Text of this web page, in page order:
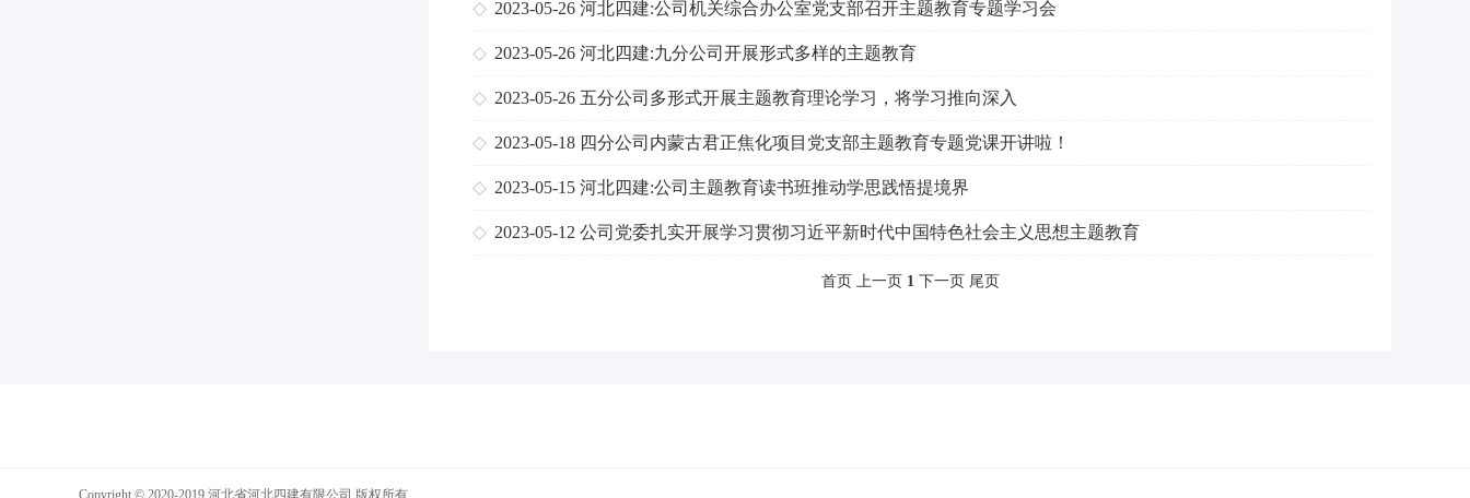
2023-05-26 河北四建:公司机关综合办公室党支部召开主题教育专题学习会
2023-05-26 河北四建:九分公司开展形式多样的主题教育
2023-05-26 五分公司多形式开展主题教育理论学习，将学习推向深入
2023-05-18 四分公司内蒙古君正焦化项目党支部主题教育专题党课开讲啦！
2023-05-15 河北四建:公司主题教育读书班推动学思践悟提境界
2023-05-12 公司党委扎实开展学习贯彻习近平新时代中国特色社会主义思想主题教育
首页 上一页 1 下一页 尾页
Copyright © 2020-2019 河北省河北四建有限公司 版权所有